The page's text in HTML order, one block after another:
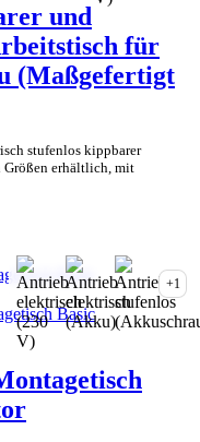
und
für
(Maßgefertigt
stufenlos kippbarer
erhältlich, mit
+1